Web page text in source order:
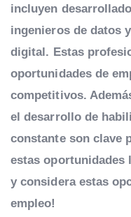
incluyen
ingenieros de datos
digital. Estas
oportunidades de
competitivos.
el desarrollo de
constante son clave
estas oportunidades
y considera estas
empleo!